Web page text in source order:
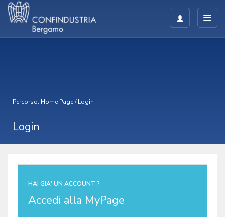
Percorso: Home Page/Login
Login
HAI GIA' UN ACCOUNT ?
Accedi alla MyPage